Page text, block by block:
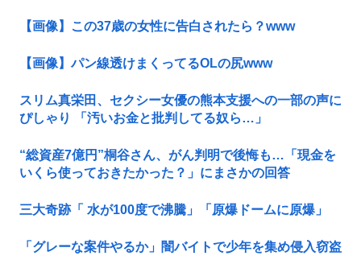
【画像】この37歳の女性に告白されたら？www
【画像】パン線透けまくってるOLの尻www
スリム真栄田、セクシー女優の熊本支援への一部の声に
ぴしゃり 「汚いお金と批判してる奴ら…」
“総資産7億円”桐谷さん、がん判明で後悔も…「現金を
いくら使っておきたかった？」にまさかの回答
三大奇跡「 水が100度で沸騰」「原爆ドームに原爆」
「グレーな案件やるか」闇バイトで少年を集め侵入窃盗